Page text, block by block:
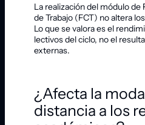
La realización del módulo
de Trabajo (FCT) no altera
Lo que se valora es el
lectivos del ciclo, no el
externas.
¿Afecta la
distancia a los